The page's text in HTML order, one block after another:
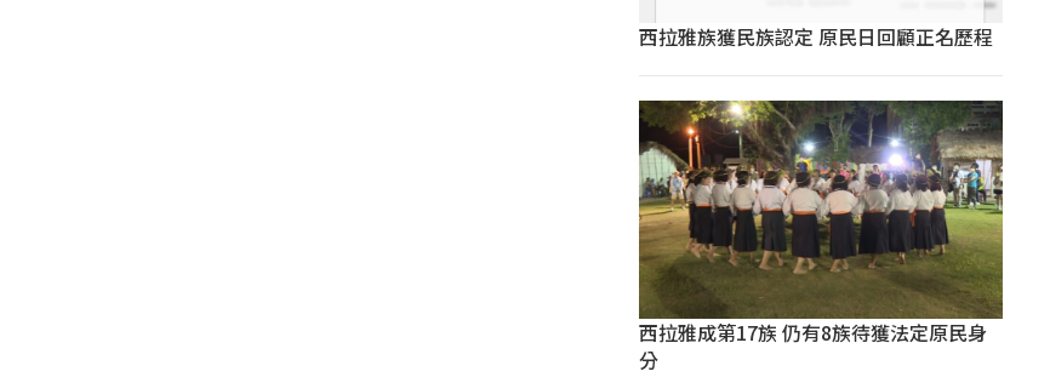
西拉雅族獲民族認定 原民日回顧正名歷程
西拉雅成第17族 仍有8族待獲法定原民身
分